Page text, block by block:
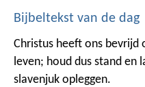
Bijbeltekst van de dag
Christus heeft ons
leven; houd dus stand en
slavenjuk opleggen.